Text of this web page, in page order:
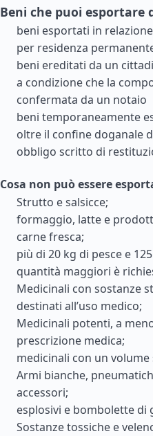
Beni che puoi esportare
beni esportati in
per residenza
beni ereditati da un
a condizione che la
confermata da un notaio
beni temporaneamente
oltre il confine doganale
obbligo scritto di
Cosa non può essere
Strutto e salsicce;
formaggio, latte e
carne fresca;
più di 20 kg di pesce e
quantità maggiori è
Medicinali con sostanze
destinati all’uso medico;
Medicinali potenti, a
prescrizione medica;
medicinali con un
Armi bianche,
accessori;
esplosivi e bombolette di
Sostanze tossiche e